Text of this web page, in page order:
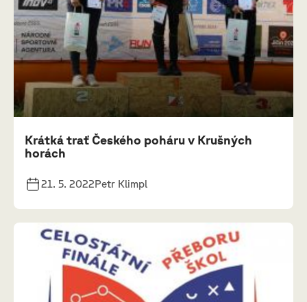
Krátká trať Českého poháru v Krušných
horách
21. 5. 2022Petr Klimpl